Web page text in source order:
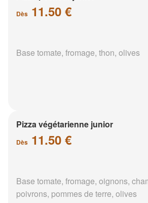
Dès 11.50 €
Base tomate, fromage, thon, olives
Pizza végétarienne junior
Dès 11.50 €
Base tomate, fromage, oignons,
poivrons, pommes de terre, olives